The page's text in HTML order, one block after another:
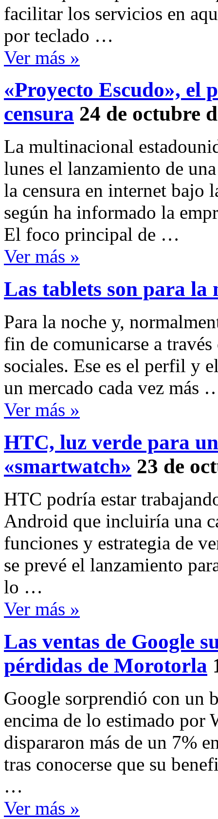
facilitar los servicios en
por teclado …
Ver más »
«Proyecto Escudo», el
censura 24 de octubre
La multinacional
lunes el lanzamiento de
la censura en internet bajo
según ha informado la
El foco principal de …
Ver más »
Las tablets son para la
Para la noche y,
fin de comunicarse a
sociales. Ese es el perfil y
un mercado cada vez más
Ver más »
HTC, luz verde para
«smartwatch» 23 de
HTC podría estar
Android que incluiría una
funciones y estrategia de
se prevé el lanzamiento
lo …
Ver más »
Las ventas de Google
pérdidas de Morotorla
Google sorprendió con un
encima de lo estimado por
dispararon más de un 7%
tras conocerse que su
…
Ver más »